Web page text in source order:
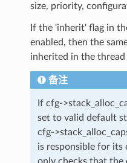
size, priority,
If the 'inherit' flag in
enabled, then the
inherited in the thread
备注
If cfg-
set to valid default
cfg-
is responsible for its